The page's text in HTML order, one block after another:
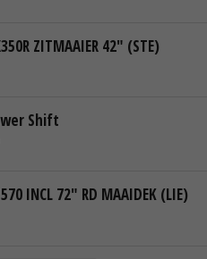
ZITMAAIER 42" (STE)
Shift
INCL 72" RD MAAIDEK (LIE)